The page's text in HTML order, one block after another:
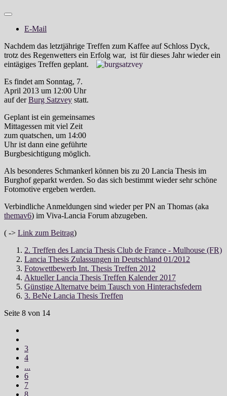
E-Mail
Nachdem das letztjährige Treffen zum Kaffee auf Schloss Dyck,
trotz des Regenwetters ein Erfolg war, ist für dieses Jahr wieder ein
eintägiges Treffen geplant.
Es findet am Sonntag, 7.
April 2013 um 12:00 Uhr
auf derBurg Satzvey statt.
Geplant ist ein gemeinsames
Mittagessen mit viel Zeit
zum quatschen, um 14:00
Uhr ist dann eine geführte
Burgbesichtigung möglich.
Als besonderes Schmankerl können bis zu 20 Lancia Thesis im
Burghof geparkt werden. So das sich bestimmt wieder sehr schöne
Fotomotive ergeben werden.
Verbindliche Anmeldungen sind wieder per PN an Thomas (aka
themav6) im Viva-Lancia Forum abzugeben.
( -> Link zum Beitrag)
2. Treffen des Lancia Thesis Club de France - Mulhouse (FR)
Lancia Thesis Zulassungen in Deutschland 01/2012
Fotowettbewerb Int. Thesis Treffen 2012
Aktueller Lancia Thesis Treffen Kalender 2017
Günstige Alternatve beim Tausch von Hinterachsfedern
3. BeNe Lancia Thesis Treffen
Seite 8 von 14
3
4
...
6
7
8